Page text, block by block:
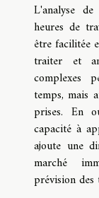
L'analyse
heures de
être facilitée
traiter et
complexes
temps, mais
prises. En
capacité à
ajoute une
marché
prévision des